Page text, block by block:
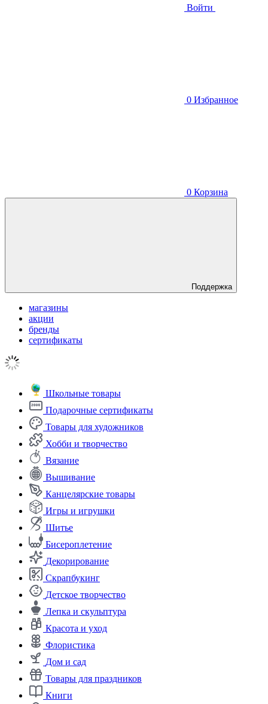
Войти
0 Избранное
0 Корзина
Поддержка
магазины
акции
бренды
сертификаты
Школьные товары
Подарочные сертификаты
Товары для художников
Хобби и творчество
Вязание
Вышивание
Канцелярские товары
Игры и игрушки
Шитье
Бисероплетение
Декорирование
Скрапбукинг
Детское творчество
Лепка и скульптура
Красота и уход
Флористика
Дом и сад
Товары для праздников
Книги